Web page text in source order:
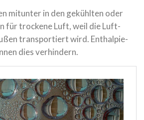
mit­un­ter in den gekühl­ten oder
für tro­ckene Luft, weil die Luft­
trans­por­tiert wird. Enthalpie-
dies ver­hin­dern.